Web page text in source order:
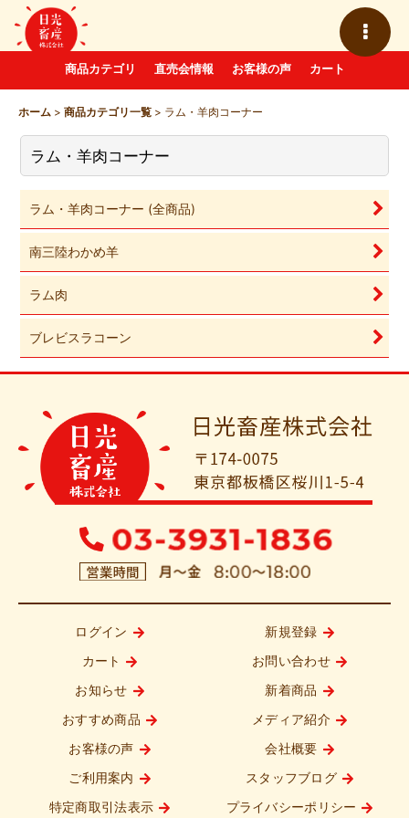
商品カテゴリ 直売会情報 お客様の声 カート
ホーム > 商品カテゴリ一覧 > ラム・羊肉コーナー
ラム・羊肉コーナー
ラム・羊肉コーナー (全商品)
南三陸わかめ羊
ラム肉
ブレビスラコーン
ログイン 新規登録
カート お問い合わせ
お知らせ 新着商品
おすすめ商品 メディア紹介
お客様の声 会社概要
ご利用案内 スタッフブログ
特定商取引法表示 プライバシーポリシー